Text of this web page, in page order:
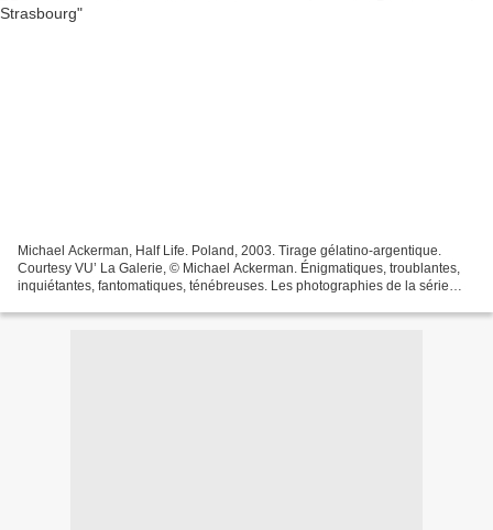
Michael Ackerman, Half Life. Poland, 2003. Tirage gélatino-argentique.
Courtesy VU’ La Galerie, © Michael Ackerman. Énigmatiques, troublantes,
inquiétantes, fantomatiques, ténébreuses. Les photographies de la série